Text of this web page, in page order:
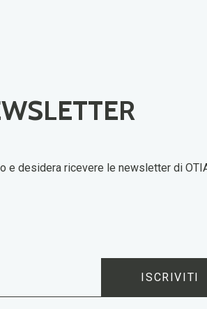
e desidera ricevere le newsletter di
ISCRIVITI